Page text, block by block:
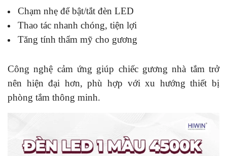
Chạm nhẹ để bật/tắt đèn LED
Thao tác nhanh chóng, tiện lợi
Tăng tính thẩm mỹ cho gương
Công nghệ cảm ứng giúp chiếc gương nhà tắm trở
nên hiện đại hơn, phù hợp với xu hướng thiết bị
phòng tắm thông minh.